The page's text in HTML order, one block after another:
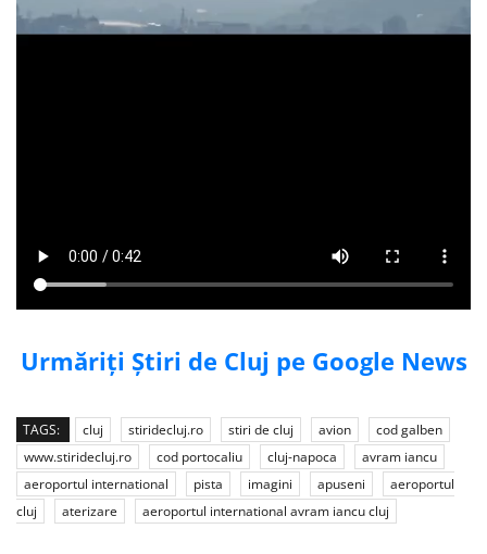
Urmăriți Știri de Cluj pe Google News
TAGS: cluj stiridecluj.ro stiri de cluj avion
cod galben
www.stiridecluj.ro
cod portocaliu cluj-napoca
avram iancu
aeroportul international
pista imagini apuseni
aeroportul
cluj
aterizare aeroportul international avram iancu cluj